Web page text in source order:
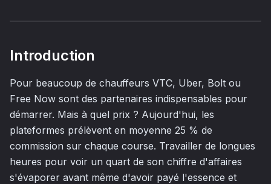
Introduction
Pour beaucoup de chauffeurs VTC, Uber, Bolt ou
Free Now sont des partenaires indispensables pour
démarrer. Mais à quel prix ? Aujourd'hui, les
plateformes prélèvent en moyenne 25 % de
commission sur chaque course. Travailler de longues
heures pour voir un quart de son chiffre d'affaires
s'évaporer avant même d'avoir payé l'essence et